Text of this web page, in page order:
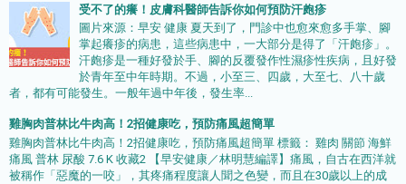
受不了的癢！皮膚科醫師告訴你如何預防汗皰疹
圖片來源：早安 健康 夏天到了，門診中也愈來愈多手掌、腳
掌起癢疹的病患，這些病患中，一大部分是得了「汗皰疹」。
汗皰疹是一種好發於手、腳的反覆發作性濕疹性疾病，且好發
於青年至中年時期。不過，小至三、四歲，大至七、八十歲
者，都有可能發生。一般年過中年後，發生率...
雞胸肉普林比牛肉高！2招健康吃，預防痛風超簡單
雞胸肉普林比牛肉高！2招健康吃，預防痛風超簡單 標籤： 雞肉 關節 海鮮
痛風 普林 尿酸 7.6 K 收藏2 【早安健康／林明慧編譯】痛風，自古在西洋就
被稱作「惡魔的一咬」，其疼痛程度讓人聞之色變，而且在30歲以上的成